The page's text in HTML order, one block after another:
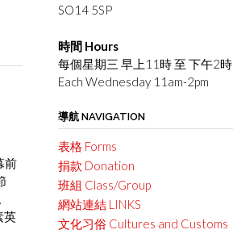
前
英
SO14 5SP
時間 Hours
每個星期三 早上11時 至 下午2時
Each Wednesday 11am-2pm
導航 NAVIGATION
表格 Forms
捐款 Donation
班組 Class/Group
網站連結 LINKS
文化习俗 Cultures and Customs